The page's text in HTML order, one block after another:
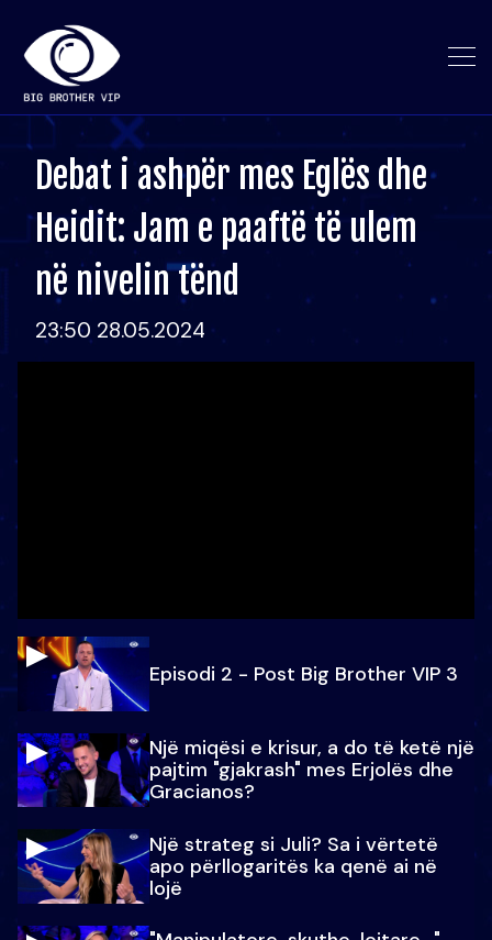
Debat i ashpër mes Eglës dhe
Heidit: Jam e paaftë të ulem
në nivelin tënd
23:50 28.05.2024
Episodi 2 - Post Big Brother VIP 3
Një miqësi e krisur, a do të ketë një
pajtim "gjakrash" mes Erjolës dhe
Gracianos?
Një strateg si Juli? Sa i vërtetë
apo përllogaritës ka qenë ai në
lojë